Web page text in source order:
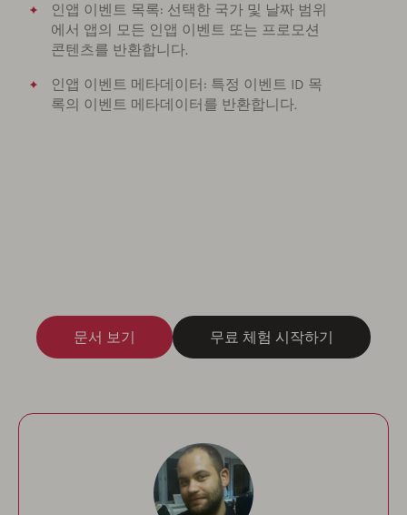
인앱 이벤트 목록: 선택한 국가 및 날짜 범위
에서 앱의 모든 인앱 이벤트 또는 프로모션
콘텐츠를 반환합니다.
인앱 이벤트 메타데이터: 특정 이벤트 ID 목
록의 이벤트 메타데이터를 반환합니다.
문서 보기 무료 체험 시작하기